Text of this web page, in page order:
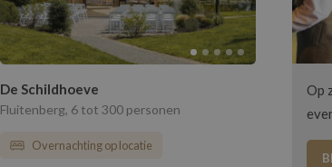
De Schildhoeve
Fluitenberg, 6 tot 300 personen
Overnachting op locatie
Op